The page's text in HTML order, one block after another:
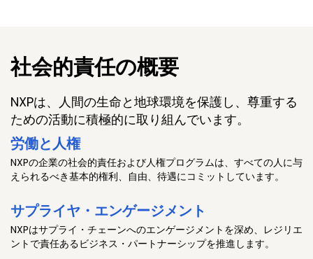
社会的責任の概要
NXPは、人間の生命と地球環境を保護し、尊重する
ための活動に積極的に取り組んでいます。
労働と人権
NXPの企業の社会的責任および人権プログラムは、すべての人に与
えられるべき基本的権利、自由、待遇にコミットしています。
サプライヤ・エンゲージメント
NXPはサプライ・チェーンへのエンゲージメントを深め、レジリエ
ントで責任あるビジネス・パートナーシップを推進します。